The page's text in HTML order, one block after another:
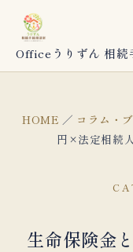
Officeうりずん 相続
HOME ／ コラム・
円×法定相続
生命保険金